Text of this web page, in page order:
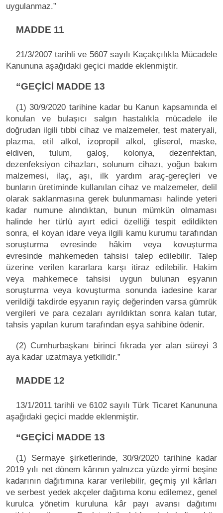
uygulanmaz.”
MADDE 11
21/3/2007 tarihli ve 5607 sayılı Kaçakçılıkla Mücadele
Kanununa aşağıdaki geçici madde eklenmiştir.
“GEÇİCİ MADDE 13
(1) 30/9/2020 tarihine kadar bu Kanun kapsamında el
konulan ve bulaşıcı salgın hastalıkla mücadele ile
doğrudan ilgili tıbbi cihaz ve malzemeler, test materyali,
plazma, etil alkol, izopropil alkol, gliserol, maske,
eldiven, tulum, galoş, kolonya, dezenfektan,
dezenfeksiyon cihazları, solunum cihazı, yoğun bakım
malzemesi, ilaç, aşı, ilk yardım araç-gereçleri ve
bunların üretiminde kullanılan cihaz ve malzemeler, delil
olarak saklanmasına gerek bulunmaması halinde yeteri
kadar numune alındıktan, bunun mümkün olmaması
halinde her türlü ayırt edici özelliği tespit edildikten
sonra, el koyan idare veya ilgili kamu kurumu tarafından
soruşturma evresinde hâkim veya kovuşturma
evresinde mahkemeden tahsisi talep edilebilir. Talep
üzerine verilen kararlara karşı itiraz edilebilir. Hakim
veya mahkemece tahsisi uygun bulunan eşyanın
soruşturma veya kovuşturma sonunda iadesine karar
verildiği takdirde eşyanın rayiç değerinden varsa gümrük
vergileri ve para cezaları ayrıldıktan sonra kalan tutar,
tahsis yapılan kurum tarafından eşya sahibine ödenir.
(2) Cumhurbaşkanı birinci fıkrada yer alan süreyi 3
aya kadar uzatmaya yetkilidir.”
MADDE 12
13/1/2011 tarihli ve 6102 sayılı Türk Ticaret Kanununa
aşağıdaki geçici madde eklenmiştir.
“GEÇİCİ MADDE 13
(1) Sermaye şirketlerinde, 30/9/2020 tarihine kadar
2019 yılı net dönem kârının yalnızca yüzde yirmi beşine
kadarının dağıtımına karar verilebilir, geçmiş yıl kârları
ve serbest yedek akçeler dağıtıma konu edilemez, genel
kurulca yönetim kuruluna kâr payı avansı dağıtımı